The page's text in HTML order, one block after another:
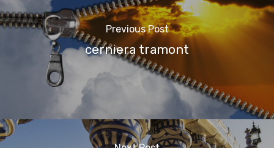
Previous Post
cerniera tramont